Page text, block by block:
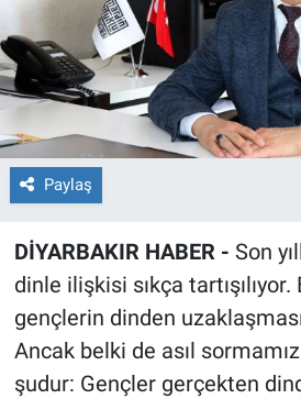
Paylaş
DİYARBAKIR HABER - Son
dinle ilişkisi sıkça tartışılıyor.
gençlerin dinden
Ancak belki de asıl
şudur: Gençler gerçekten
SAĞLIK
SPOR
TEKNOLOJİ